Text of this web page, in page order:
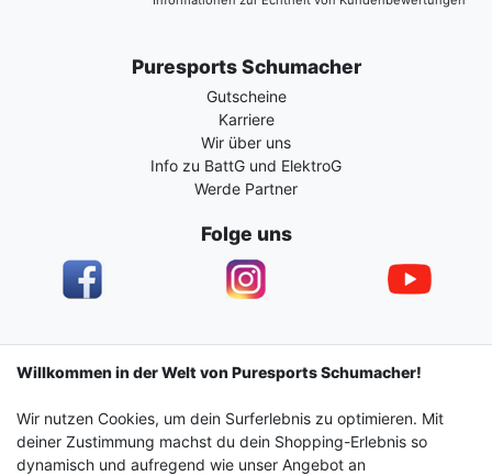
Puresports Schumacher
Gutscheine
Karriere
Wir über uns
Info zu BattG und ElektroG
Werde Partner
Folge uns
Impressum Daten­schutz­erklärung AGB
Barrierefreiheitserklärung Widerrufs­recht
Willkommen in der Welt von Puresports Schumacher!
Wir nutzen Cookies, um dein Surferlebnis zu optimieren. Mit
deiner Zustimmung machst du dein Shopping-Erlebnis so
dynamisch und aufregend wie unser Angebot an